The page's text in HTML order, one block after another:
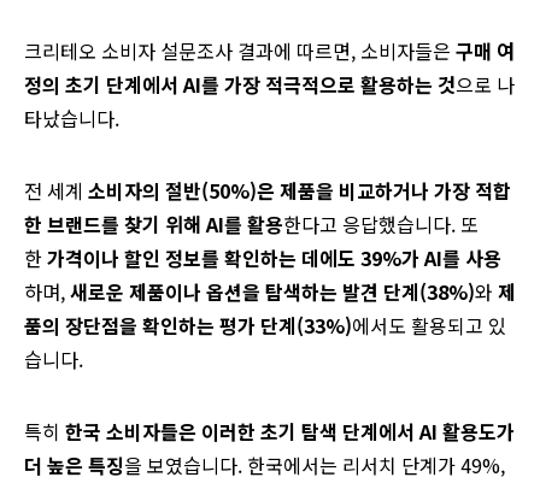
크리테오 소비자 설문조사 결과에 따르면, 소비자들은 구매 여
정의 초기 단계에서 AI를 가장 적극적으로 활용하는 것으로 나
타났습니다.
전 세계 소비자의 절반(50%)은 제품을 비교하거나 가장 적합
한 브랜드를 찾기 위해 AI를 활용한다고 응답했습니다. 또
한가격이나 할인 정보를 확인하는 데에도 39%가 AI를 사용
하며,새로운 제품이나 옵션을 탐색하는 발견 단계(38%)와 제
품의 장단점을 확인하는 평가 단계(33%)에서도 활용되고 있
습니다.
특히 한국 소비자들은 이러한 초기 탐색 단계에서 AI 활용도가
더 높은 특징을 보였습니다. 한국에서는 리서치 단계가 49%,